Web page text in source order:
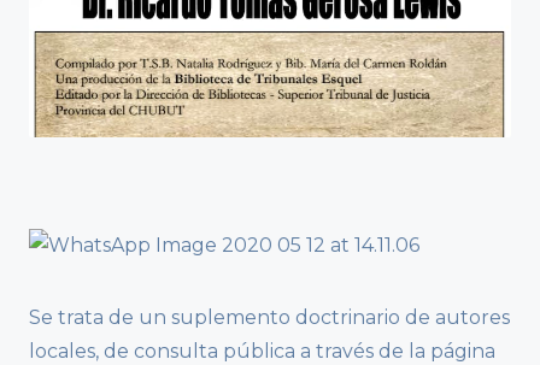
Se trata de un suplemento doctrinario de autores
locales, de consulta pública a través de la página